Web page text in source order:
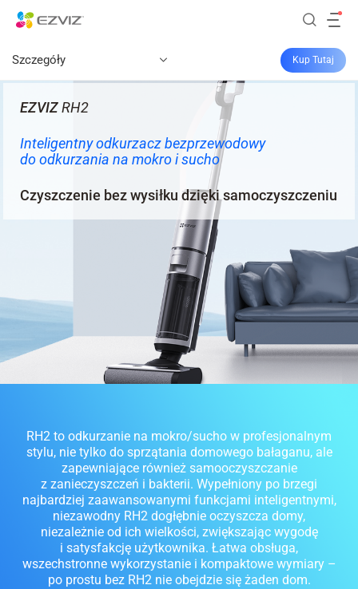
Szczegóły Kup Tutaj
EZVIZRH2
Inteligentny odkurzacz bezprzewodowy
do odkurzania na mokro i sucho
Czyszczenie bez wysiłku dzięki samoczyszczeniu
RH2 to odkurzanie na mokro/sucho w profesjonalnym
stylu, nie tylko do sprzątania domowego bałaganu, ale
zapewniające również samooczyszczanie
z zanieczyszczeń i bakterii. Wypełniony po brzegi
najbardziej zaawansowanymi funkcjami inteligentnymi,
niezawodny RH2 dogłębnie oczyszcza domy,
niezależnie od ich wielkości, zwiększając wygodę
i satysfakcję użytkownika. Łatwa obsługa,
wszechstronne wykorzystanie i kompaktowe wymiary –
po prostu bez RH2 nie obejdzie się żaden dom.